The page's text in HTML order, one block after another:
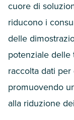
cuore di
riducono i
delle
potenziale
raccolta dati
promuovendo
alla riduzione